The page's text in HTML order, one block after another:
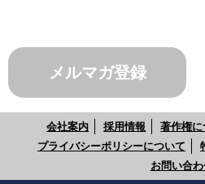
メルマガ登録
会社案内 採用情報 著作権に
プライバシーポリシーについて
お問い合